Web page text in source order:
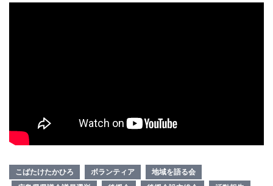
こばたけたかひろ ボランティア
地域を語る会